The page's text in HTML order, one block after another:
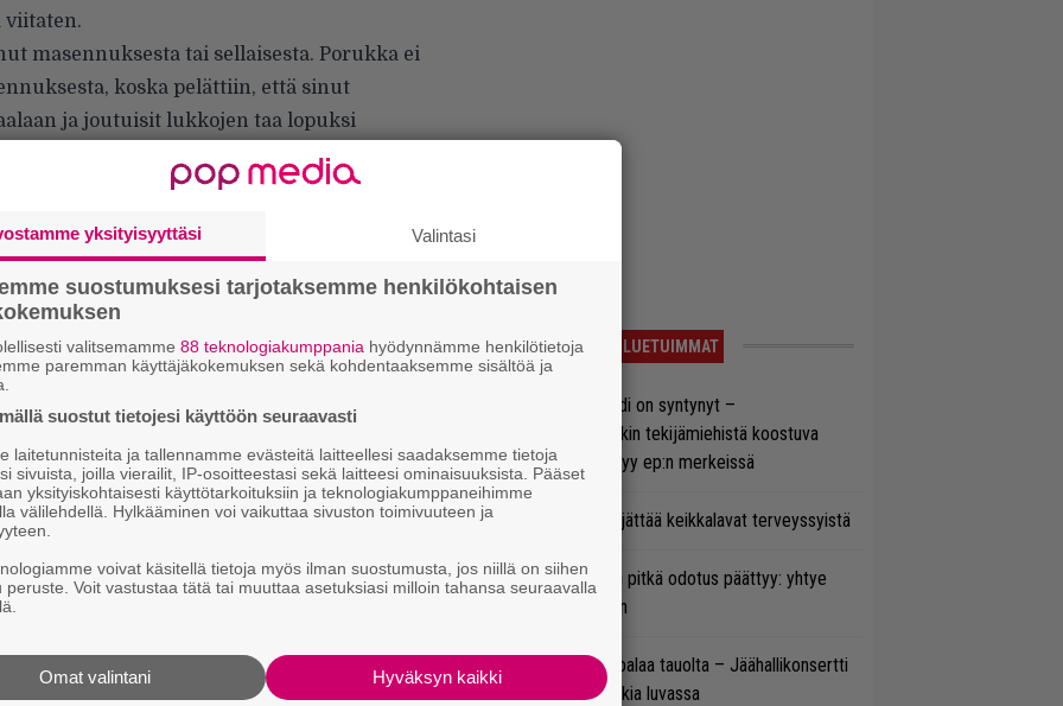
viitaten.
masennuksesta tai sellaisesta. Porukka ei
koska pelättiin, että sinut
ja joutuisit lukkojen taa lopuksi
asiasta ihmisille, jos sattui tulemaan
LUETUIMMAT
Uusi superbändi on syntynyt –
Vaihtoehtorockin tekijämiehistä koostuva
ryhmä esittäytyy ep:n merkeissä
Glenn Hughes jättää keikkalavat terveyssyistä
Weezer-fanien pitkä odotus päättyy: yhtye
tulee Suomeen
Blind Channel palaa tauolta – Jäähallikonsertti
ja uutta musiikkia luvassa
yksityisyyttäsi Valintasi
suostumuksesi tarjotaksemme henkilökohtaisen
valitsemamme 88 teknologiakumppania hyödynnämme henkilötietoja
paremman käyttäjäkokemuksen sekä kohdentaaksemme sisältöä ja
suostut tietojesi käyttöön seuraavasti
laitetunnisteita ja tallennamme evästeitä laitteellesi saadaksemme tietoja
sivuista, joilla vierailit, IP-osoitteestasi sekä laitteesi ominaisuuksista. Pääset
yksityiskohtaisesti käyttötarkoituksiin ja teknologiakumppaneihimme
välilehdellä. Hylkääminen voi vaikuttaa sivuston toimivuuteen ja
voivat käsitellä tietoja myös ilman suostumusta, jos niillä on siihen
peruste. Voit vastustaa tätä tai muuttaa asetuksiasi milloin tahansa seuraavalla
Hyväksyn kaikki
Omat valintani